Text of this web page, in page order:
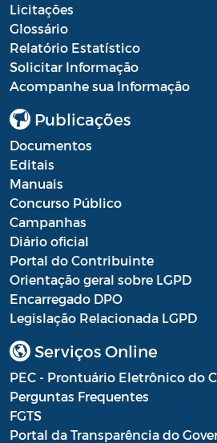
Extrato de
Extrato de
JARI - Junta Recursos de
Notificação
Parecer
Portal do
Portaria Gabinete
Portaria
Licitações
Glossário
Relatório Estatístico
Solicitar Informação
Acompanhe sua Informação
Publicações
Documentos
Editais
Manuais
Concurso Público
Campanhas
Diário oficial
Portal do Contribuinte
Orientação geral sobre LGPD
Encarregado DPO
Legislação Relacionada LGPD
Serviços Online
PEC - Prontuário Eletrônico do
Perguntas Frequentes
FGTS
Portal da Transparência do